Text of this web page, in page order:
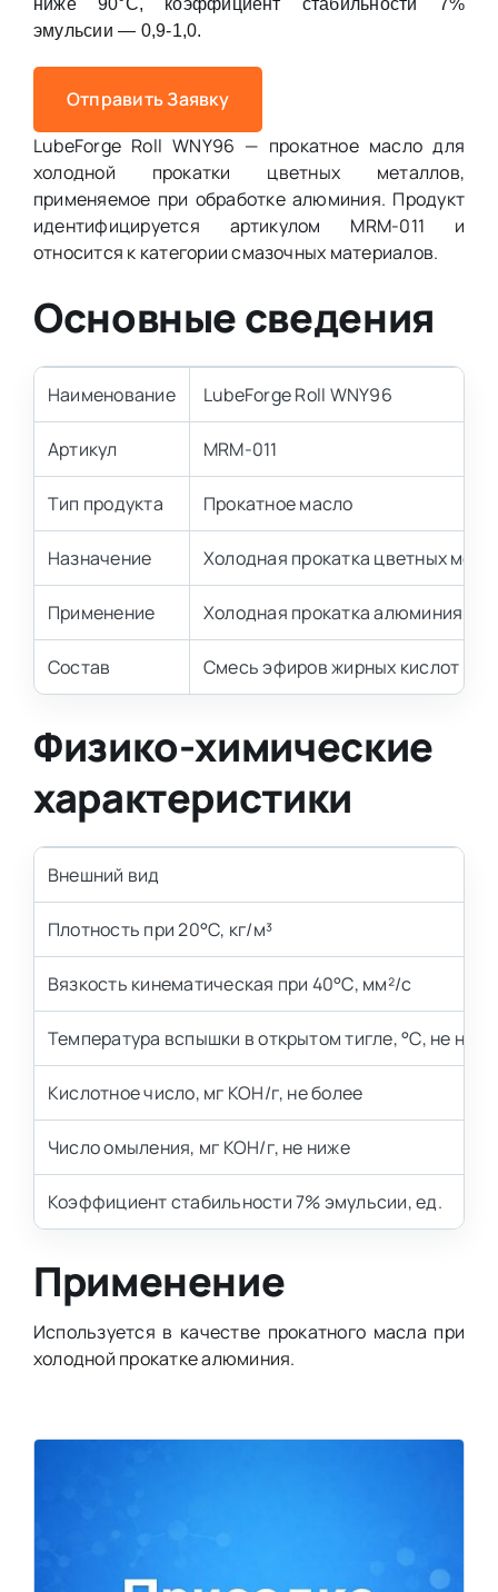
ниже 90°С, коэффициент стабильности 7%
эмульсии — 0,9-1,0.
Отправить Заявку
LubeForge Roll WNY96 — прокатное масло для
холодной прокатки цветных металлов,
применяемое при обработке алюминия. Продукт
идентифицируется артикулом MRM-011 и
относится к категории смазочных материалов.
Основные сведения
Наименование LubeForge Roll WNY96
Артикул MRM-011
Тип продукта Прокатное масло
Назначение Холодная прокатка цветных
Применение Холодная прокатка алюминия
Состав Смесь эфиров жирных кислот на
Физико-химические
характеристики
Внешний вид
Плотность при 20°С, кг/м³
Вязкость кинематическая при 40°С, мм²/с
Температура вспышки в открытом тигле, °С, не ниже
Кислотное число, мг КОН/г, не более
Число омыления, мг КОН/г, не ниже
Коэффициент стабильности 7% эмульсии, ед.
Применение
Используется в качестве прокатного масла при
холодной прокатке алюминия.